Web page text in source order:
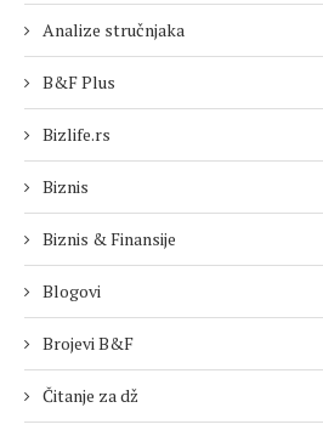
Analize stručnjaka
B&F Plus
Bizlife.rs
Biznis
Biznis & Finansije
Blogovi
Brojevi B&F
Čitanje za dž